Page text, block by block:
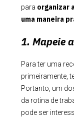
para organizar
uma maneira
1. Mapeie
Para ter uma
primeiramente,
Portanto, um
da rotina de
pode ser